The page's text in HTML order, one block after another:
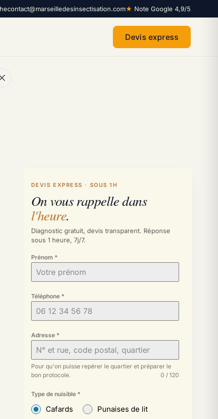
contact@marseilledesinsectisation.com★ Note Google 4,9/5
Devis express
DEVIS EXPRESS · SOUS 1H
On vous rappelle dans
l'heure.
Diagnostic gratuit, devis transparent. Réponse
sous 1 heure, 7j/7.
Prénom *
Téléphone *
Adresse *
Pour qu'on puisse repérer le quartier et préparer le
bon protocole.
0 / 120
Type de nuisible *
Cafards
Punaises de lit